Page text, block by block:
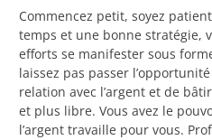
Commencez petit, soyez
temps et une bonne stratégie,
efforts se manifester sous
laissez pas passer
relation avec l’argent et de
et plus libre. Vous avez le
l’argent travaille pour vous.